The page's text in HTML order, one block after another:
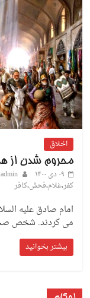
اخلاق
محروم شدن از
۰۹ دی ۱۴۰۰
admin
کفر،غلام،فحش،کافر
امام صادق علیه
می کردند. شخص
بیشتر بخوانید